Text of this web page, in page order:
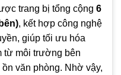
trang bị tổng cộng 6
, kết hợp công nghệ
giúp tối ưu hóa
từ môi trường bên
văn phòng. Nhờ vậy,